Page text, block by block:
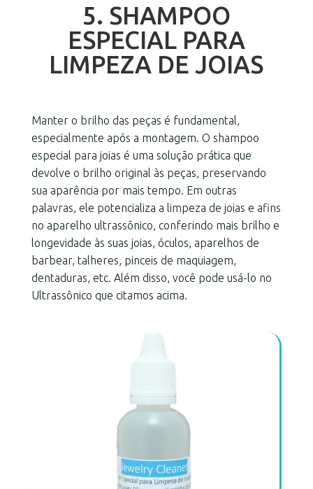
5. SHAMPOO
ESPECIAL PARA
LIMPEZA DE JOIAS
Manter o brilho das peças é fundamental,
especialmente após a montagem. O shampoo
especial para joias é uma solução prática que
devolve o brilho original às peças, preservando
sua aparência por mais tempo. Em outras
palavras, ele potencializa a limpeza de joias e afins
no aparelho ultrassônico, conferindo mais brilho e
longevidade às suas joias, óculos, aparelhos de
barbear, talheres, pinceis de maquiagem,
dentaduras, etc. Além disso, você pode usá-lo no
Ultrassônico que citamos acima.